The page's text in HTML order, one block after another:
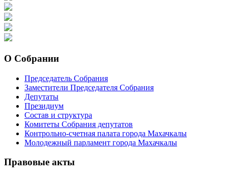
О Собрании
Председатель Собрания
Заместители Председателя Собрания
Депутаты
Президиум
Состав и структура
Комитеты Собрания депутатов
Контрольно-счетная палата города Махачкалы
Молодежный парламент города Махачкалы
Правовые акты